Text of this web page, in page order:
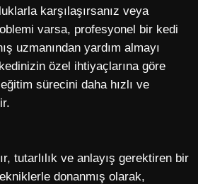
karşılaşırsanız veya
varsa, profesyonel bir kedi
uzmanından yardım almayı
özel ihtiyaçlarına göre
sürecini daha hızlı ve
tutarlılık ve anlayış gerektiren bir
donanmış olarak,